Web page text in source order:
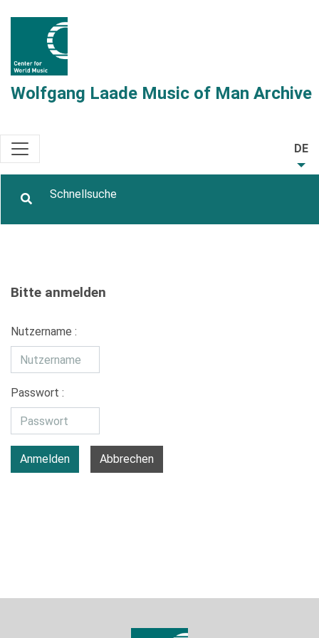
Wolfgang Laade Music of Man Archive
DE
Bitte anmelden
Nutzername :
Passwort :
Anmelden Abbrechen